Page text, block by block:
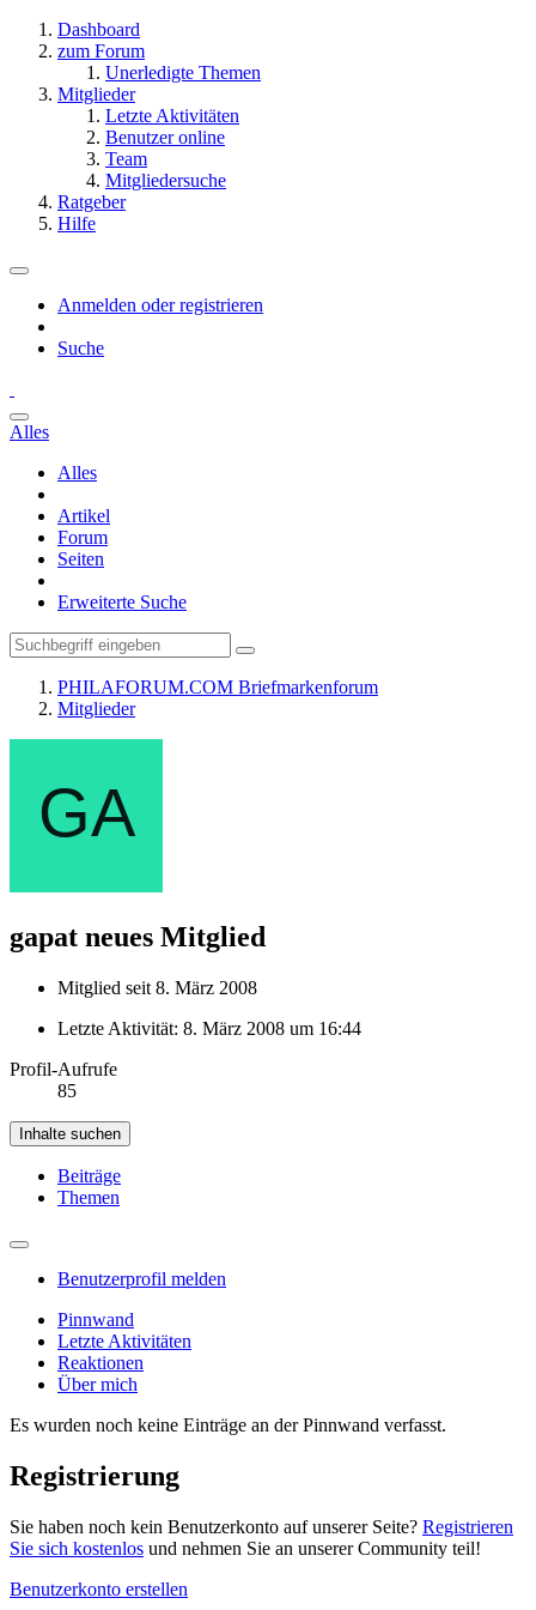
Dashboard
zum Forum
Unerledigte Themen
Mitglieder
Letzte Aktivitäten
Benutzer online
Team
Mitgliedersuche
Ratgeber
Hilfe
Anmelden oder registrieren
Suche
Alles
Alles
Artikel
Forum
Seiten
Erweiterte Suche
PHILAFORUM.COM Briefmarkenforum
Mitglieder
gapat neues Mitglied
Mitglied seit 8. März 2008
Letzte Aktivität: 8. März 2008 um 16:44
Profil-Aufrufe
85
Inhalte suchen
Beiträge
Themen
Benutzerprofil melden
Pinnwand
Letzte Aktivitäten
Reaktionen
Über mich
Es wurden noch keine Einträge an der Pinnwand verfasst.
Registrierung
Sie haben noch kein Benutzerkonto auf unserer Seite? Registrieren
Sie sich kostenlos und nehmen Sie an unserer Community teil!
Benutzerkonto erstellen